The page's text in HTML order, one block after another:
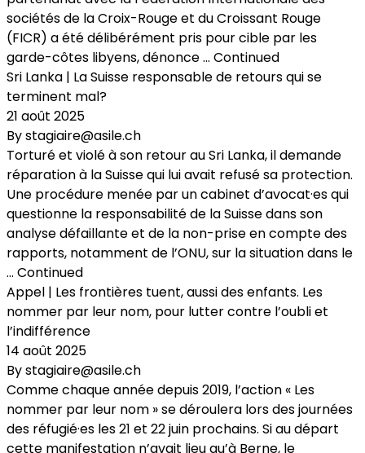
sociétés de la Croix-Rouge et du Croissant Rouge
(FICR) a été délibérément pris pour cible par les
garde-côtes libyens, dénonce … Continued
Sri Lanka | La Suisse responsable de retours qui se
terminent mal?
21 août 2025
Bystagiaire@asile.ch
Torturé et violé à son retour au Sri Lanka, il demande
réparation à la Suisse qui lui avait refusé sa protection.
Une procédure menée par un cabinet d’avocat·es qui
questionne la responsabilité de la Suisse dans son
analyse défaillante et de la non-prise en compte des
rapports, notamment de l’ONU, sur la situation dans le
… Continued
Appel | Les frontières tuent, aussi des enfants. Les
nommer par leur nom, pour lutter contre l’oubli et
l’indifférence
14 août 2025
Bystagiaire@asile.ch
Comme chaque année depuis 2019, l’action « Les
nommer par leur nom » se déroulera lors des journées
des réfugié·es les 21 et 22 juin prochains. Si au départ
cette manifestation n’avait lieu qu’à Berne, le